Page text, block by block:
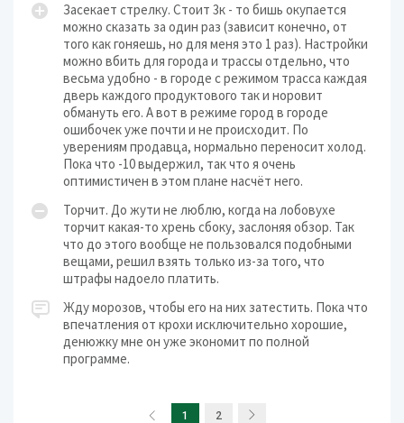
Засекает стрелку. Стоит 3к - то бишь окупается
можно сказать за один раз (зависит конечно, от
того как гоняешь, но для меня это 1 раз). Настройки
можно вбить для города и трассы отдельно, что
весьма удобно - в городе с режимом трасса каждая
дверь каждого продуктового так и норовит
обмануть его. А вот в режиме город в городе
ошибочек уже почти и не происходит. По
уверениям продавца, нормально переносит холод.
Пока что -10 выдержил, так что я очень
оптимистичен в этом плане насчёт него.
Торчит. До жути не люблю, когда на лобовухе
торчит какая-то хрень сбоку, заслоняя обзор. Так
что до этого вообще не пользовался подобными
вещами, решил взять только из-за того, что
штрафы надоело платить.
Жду морозов, чтобы его на них затестить. Пока что
впечатления от крохи исключительно хорошие,
денюжку мне он уже экономит по полной
программе.
1 2